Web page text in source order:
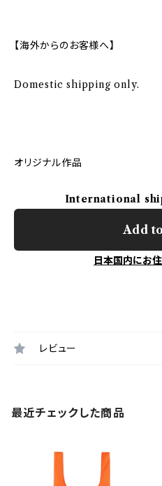
【海外からのお客様へ】
Domestic shipping only.
オリジナル作品
International
Add
日本国内にお
レビュー
最近チェックした商品